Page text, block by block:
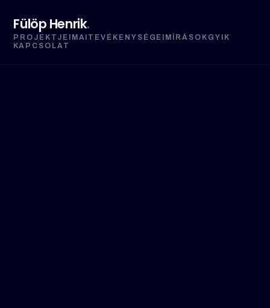
Fülöp Henrik.
PROJEKTJEIM AI TEVÉKENYSÉGEIM ÍRÁSOK GYIK
KAPCSOLAT